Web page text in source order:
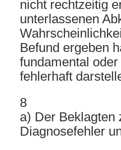
nicht rechtzeitig
unterlassenen
Befund ergeben
fundamental
fehlerhaft
8
a) Der Beklagten
Diagnosefehler